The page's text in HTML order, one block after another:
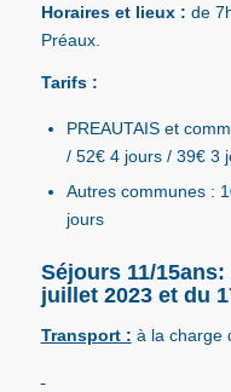
Horaires et lieux : de
Préaux.
Tarifs :
PREAUTAIS et
/ 52€ 4 jours / 39€ 3
Autres communes :
jours
Séjours 11/
juillet 2023 et du
Transport : à la charge